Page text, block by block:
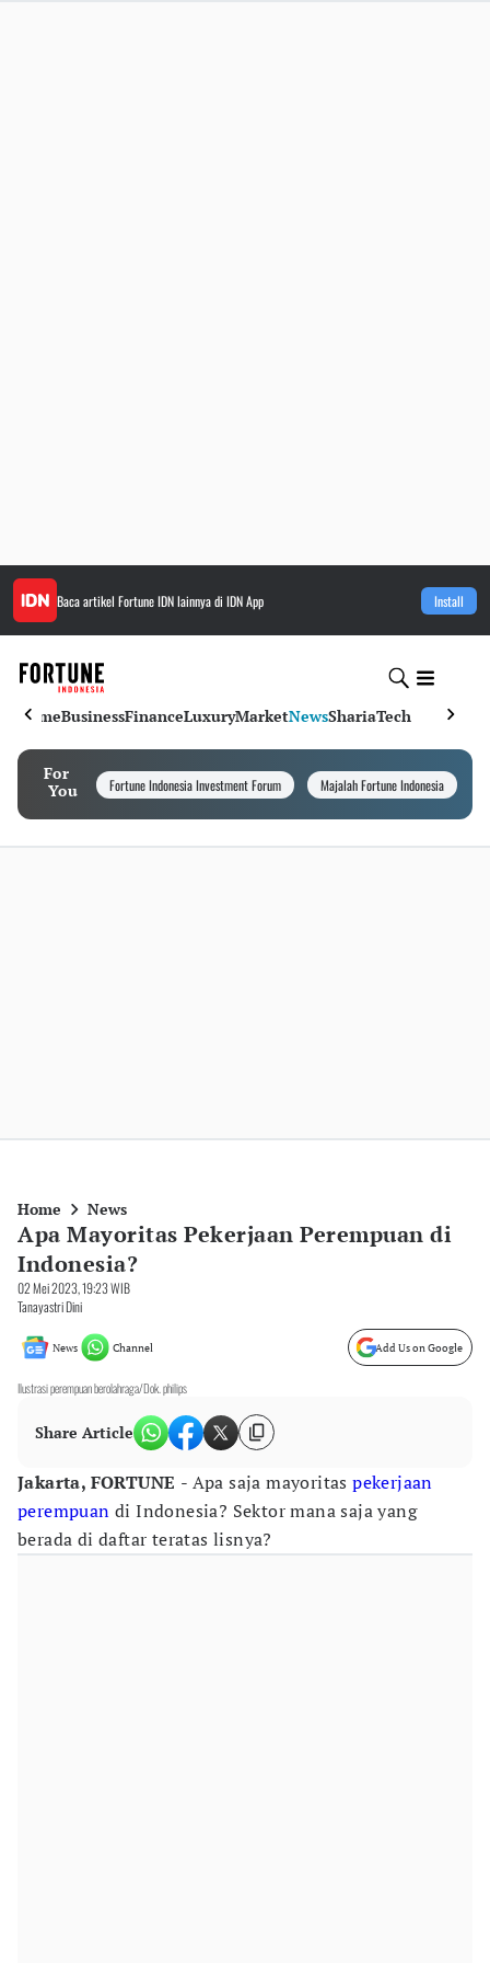
Baca artikel Fortune IDNlainnya di IDN App Install
HomeBusinessFinanceLuxuryMarketNewsShariaTech
For
You
Fortune Indonesia Investment Forum Majalah Fortune Indonesia
Home News
Apa Mayoritas Pekerjaan Perempuan di
Indonesia?
02 Mei 2023, 19:23 WIB
Tanayastri Dini
News Channel Add Us on Google
Ilustrasi perempuan berolahraga/Dok. philips
Share Article
Jakarta, FORTUNE - Apa saja mayoritaspekerjaan
perempuan di Indonesia? Sektor mana saja yang
berada di daftar teratas lisnya?